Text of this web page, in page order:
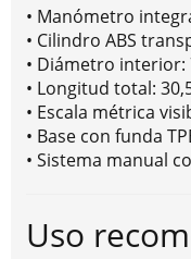
• Manómetro
• Cilindro ABS
• Diámetro interior:
• Longitud total:
• Escala métrica
• Base con funda
• Sistema manual
Uso